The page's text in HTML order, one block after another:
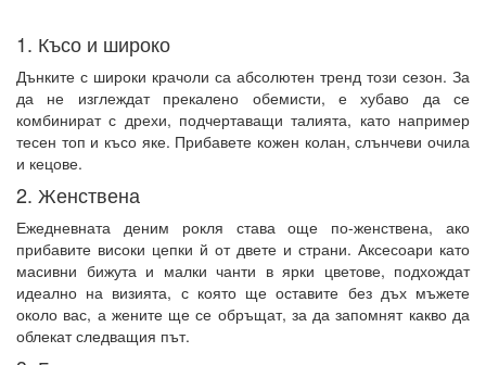
1. Късо и широко
Дънките с широки крачоли са абсолютен тренд този сезон. За
да не изглеждат прекалено обемисти, е хубаво да се
комбинират с дрехи, подчертаващи талията, като например
тесен топ и късо яке. Прибавете кожен колан, слънчеви очила
и кецове.
2. Женствена
Ежедневната деним рокля става още по-женствена, ако
прибавите високи цепки й от двете и страни. Аксесоари като
масивни бижута и малки чанти в ярки цветове, подхождат
идеално на визията, с която ще оставите без дъх мъжете
около вас, а жените ще се обръщат, за да запомнят какво да
облекат следващия път.